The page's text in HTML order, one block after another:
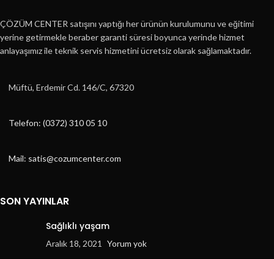
ÇÖZÜM CENTER satışını yaptığı her ürünün kurulumunu ve eğitimi
yerine getirmekle beraber garanti süresi boyunca yerinde hizmet
anlayaşımız ile teknik servis hizmetini ücretsiz olarak sağlamaktadır.
Müftü, Erdemir Cd. 146/C, 67320
Telefon: (0372) 310 05 10
Mail: satis@cozumcenter.com
SON YAYINLAR
Sağlıklı yaşam
Aralık 18, 2021 Yorum yok